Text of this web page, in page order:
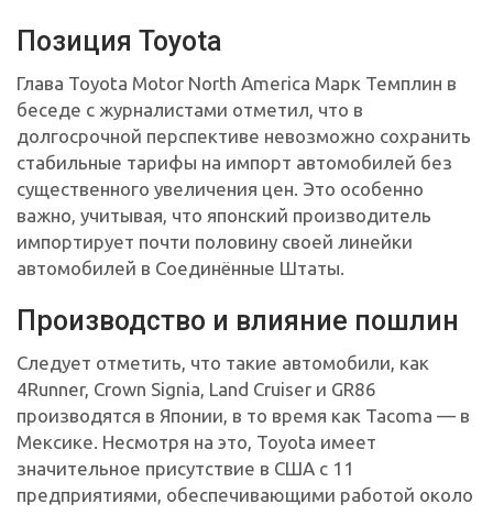
Позиция Toyota
Глава Toyota Motor North America Марк Темплин в
беседе с журналистами отметил, что в
долгосрочной перспективе невозможно сохранить
стабильные тарифы на импорт автомобилей без
существенного увеличения цен. Это особенно
важно, учитывая, что японский производитель
импортирует почти половину своей линейки
автомобилей в Соединённые Штаты.
Производство и влияние пошлин
Следует отметить, что такие автомобили, как
4Runner, Crown Signia, Land Cruiser и GR86
производятся в Японии, в то время как Tacoma — в
Мексике. Несмотря на это, Toyota имеет
значительное присутствие в США с 11
предприятиями, обеспечивающими работой около